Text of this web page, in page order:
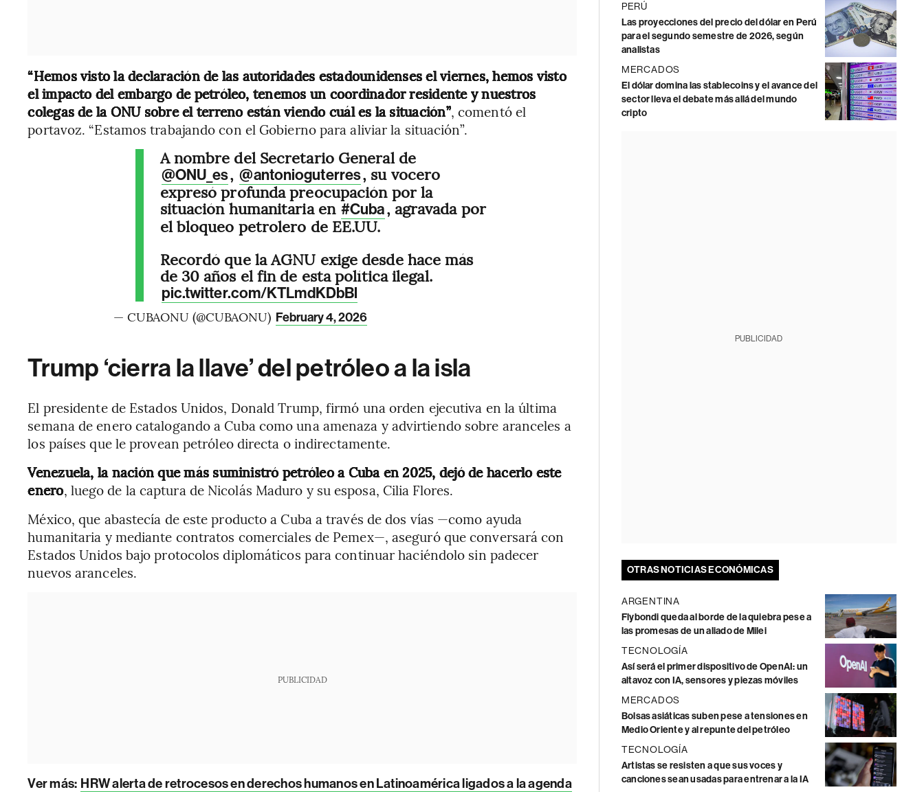
“Hemos visto la declaración de las autoridades estadounidenses el viernes, hemos visto
el impacto del embargo de petróleo, tenemos un coordinador residente y nuestros
colegas de la ONU sobre el terreno están viendo cuál es la situación”, comentó el
portavoz. “Estamos trabajando con el Gobierno para aliviar la situación”.
A nombre del Secretario General de
@ONU_es, @antonioguterres, su vocero
expresó profunda preocupación por la
situación humanitaria en #Cuba, agravada por
el bloqueo petrolero de EE.UU.
Recordó que la AGNU exige desde hace más
de 30 años el fin de esta política ilegal.
pic.twitter.com/KTLmdKDbBl
— CUBAONU (@CUBAONU) February 4, 2026
Trump ‘cierra la llave’ del petróleo a la isla
El presidente de Estados Unidos, Donald Trump, firmó una orden ejecutiva en la última
semana de enero catalogando a Cuba como una amenaza y advirtiendo sobre aranceles a
los países que le provean petróleo directa o indirectamente.
Venezuela, la nación que más suministró petróleo a Cuba en 2025, dejó de hacerlo este
enero, luego de la captura de Nicolás Maduro y su esposa, Cilia Flores.
México, que abastecía de este producto a Cuba a través de dos vías —como ayuda
humanitaria y mediante contratos comerciales de Pemex—, aseguró que conversará con
Estados Unidos bajo protocolos diplomáticos para continuar haciéndolo sin padecer
nuevos aranceles.
PUBLICIDAD
Ver más: HRW alerta de retrocesos en derechos humanos en Latinoamérica ligados a la agenda
PERÚ
Las proyecciones del precio del dólar en Perú
para el segundo semestre de 2026, según
analistas
MERCADOS
El dólar domina las stablecoins y el avance del
sector lleva el debate más allá del mundo
cripto
PUBLICIDAD
OTRAS NOTICIAS ECONÓMICAS
ARGENTINA
Flybondi queda al borde de la quiebra pese a
las promesas de un aliado de Milei
TECNOLOGÍA
Así será el primer dispositivo de OpenAI: un
altavoz con IA, sensores y piezas móviles
MERCADOS
Bolsas asiáticas suben pese a tensiones en
Medio Oriente y al repunte del petróleo
TECNOLOGÍA
Artistas se resisten a que sus voces y
canciones sean usadas para entrenar a la IA